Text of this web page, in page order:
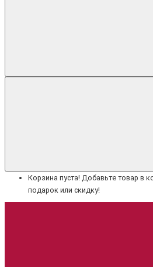
Корзина пуста! Добавьте товар в
подарок или скидку!